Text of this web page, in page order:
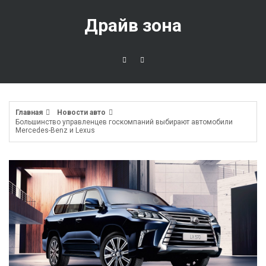
Драйв зона
Главная
Новости авто
Большинство управленцев госкомпаний выбирают автомобили
Mercedes-Benz и Lexus